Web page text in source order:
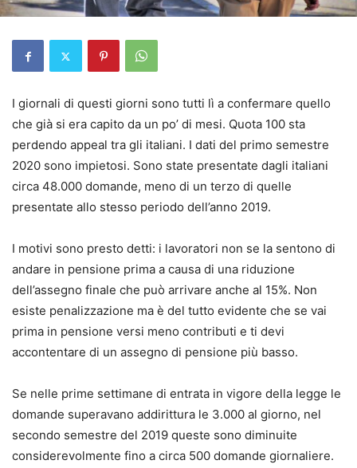
I giornali di questi giorni sono tutti lì a confermare quello
che già si era capito da un po’ di mesi. Quota 100 sta
perdendo appeal tra gli italiani. I dati del primo semestre
2020 sono impietosi. Sono state presentate dagli italiani
circa 48.000 domande, meno di un terzo di quelle
presentate allo stesso periodo dell’anno 2019.
I motivi sono presto detti: i lavoratori non se la sentono di
andare in pensione prima a causa di una riduzione
dell’assegno finale che può arrivare anche al 15%. Non
esiste penalizzazione ma è del tutto evidente che se vai
prima in pensione versi meno contributi e ti devi
accontentare di un assegno di pensione più basso.
Se nelle prime settimane di entrata in vigore della legge le
domande superavano addirittura le 3.000 al giorno, nel
secondo semestre del 2019 queste sono diminuite
considerevolmente fino a circa 500 domande giornaliere.